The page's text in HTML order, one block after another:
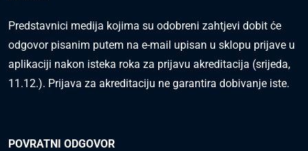
Predstavnici medija kojima su odobreni zahtjevi dobit će
odgovor pisanim putem na e-mail upisan u sklopu prijave u
aplikaciji nakon isteka roka za prijavu akreditacija (srijeda,
11.12.). Prijava za akreditaciju ne garantira dobivanje iste.
POVRATNI ODGOVOR